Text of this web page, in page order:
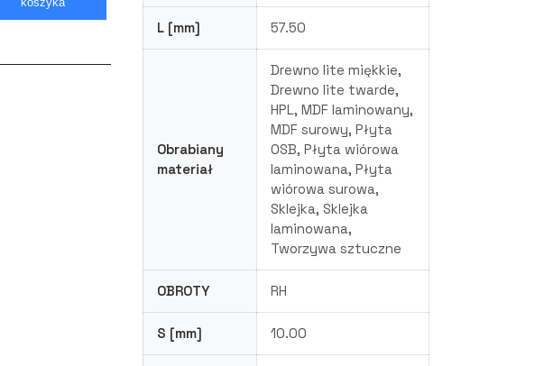
L [mm] 57.50
Obrabiany
materiał
Drewno lite miękkie,
Drewno lite twarde,
HPL, MDF laminowany,
MDF surowy, Płyta
OSB, Płyta wiórowa
laminowana, Płyta
wiórowa surowa,
Sklejka, Sklejka
laminowana,
Tworzywa sztuczne
OBROTY RH
S [mm] 10.00